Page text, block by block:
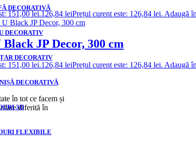
DECORATIVĂ
DECORATIV
DECORATIV
DECORATIVĂ
3D
FLEXIBILE
151,00 lei.126,84 leiPrețul curent este: 126,84 lei. Adaugă
JP Decor, 300 cm
151,00 lei.126,84 leiPrețul curent este: 126,84 lei. Adaugă
în tot ce facem și
diferită în